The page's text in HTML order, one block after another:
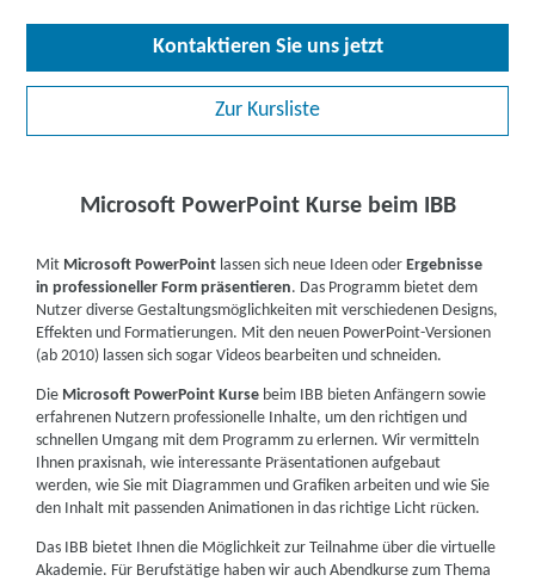
Kontaktieren Sie uns jetzt
Zur Kursliste
Microsoft PowerPoint Kurse beim IBB
Mit Microsoft PowerPoint lassen sich neue Ideen oderErgebnisse
in professioneller Form präsentieren. Das Programm bietet dem
Nutzer diverse Gestaltungsmöglichkeiten mit verschiedenen Designs,
Effekten und Formatierungen. Mit den neuen PowerPoint-Versionen
(ab 2010) lassen sich sogar Videos bearbeiten und schneiden.
Die Microsoft PowerPoint Kurse beim IBB bieten Anfängern sowie
erfahrenen Nutzern professionelle Inhalte, um den richtigen und
schnellen Umgang mit dem Programm zu erlernen. Wir vermitteln
Ihnen praxisnah, wie interessante Präsentationen aufgebaut
werden, wie Sie mit Diagrammen und Grafiken arbeiten und wie Sie
den Inhalt mit passenden Animationen in das richtige Licht rücken.
Das IBB bietet Ihnen die Möglichkeit zur Teilnahme über die virtuelle
Akademie. Für Berufstätige haben wir auch Abendkurse zum Thema